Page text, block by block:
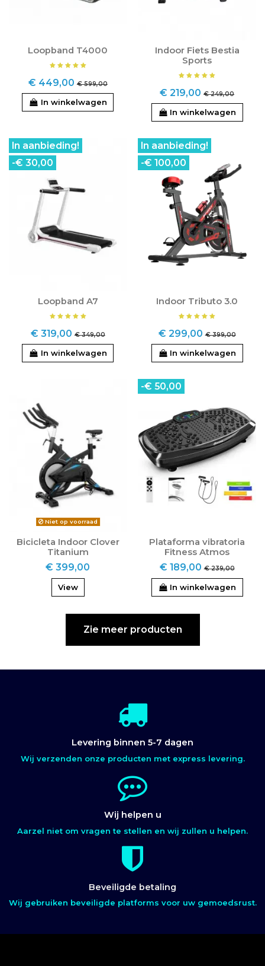
Loopband T4000
€ 449,00 € 599,00
In winkelwagen
Indoor Fiets Bestia
Sports
€ 219,00 € 249,00
In winkelwagen
In aanbieding!
-€ 30,00
Loopband A7
€ 319,00 € 349,00
In winkelwagen
In aanbieding!
-€ 100,00
Indoor Tributo 3.0
€ 299,00 € 399,00
In winkelwagen
Niet op voorraad
Bicicleta Indoor Clover
Titanium
€ 399,00
View
-€ 50,00
Plataforma vibratoria
Fitness Atmos
€ 189,00 € 239,00
In winkelwagen
Zie meer producten
Levering binnen 5-7 dagen
Wij verzenden onze producten met express levering.
Wij helpen u
Aarzel niet om vragen te stellen en wij zullen u helpen.
Beveiligde betaling
Wij gebruiken beveiligde platforms voor uw gemoedsrust.